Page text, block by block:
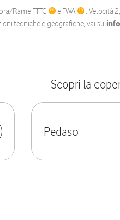
Rame FTTC e FWA . Velocità
tecniche e geografiche, vai su
Scopri la
Pedaso